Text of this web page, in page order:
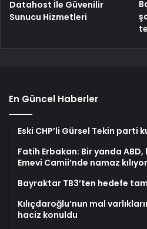
Datahost İle Güvenilir
Sunucu Hizmetleri
En Güncel Haberler
Eski CHP’li Gürsel Tekin parti
Fatih Erbakan: Bir yanda
Emevi Camii’nde namaz
Bayraktar TB3’ten hedefe
Kılıçdaroğlu’nun mal
haciz konuldu